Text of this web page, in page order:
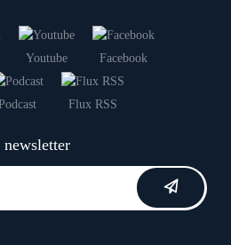
Youtube Facebook
Flux RSS